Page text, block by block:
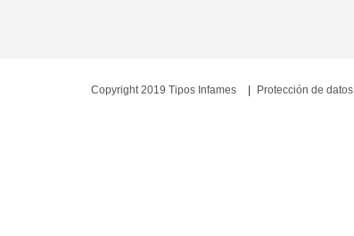
Copyright 2019 Tipos Infames Protección de datos